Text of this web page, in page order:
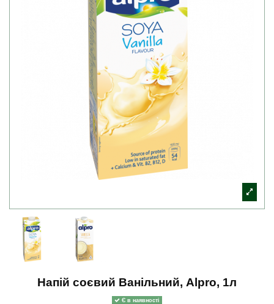
Напій соєвий Ванільний, Alpro, 1л
Є в наявності